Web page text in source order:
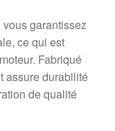
garantissez
ce qui est
Fabriqué
assure durabilité
de qualité